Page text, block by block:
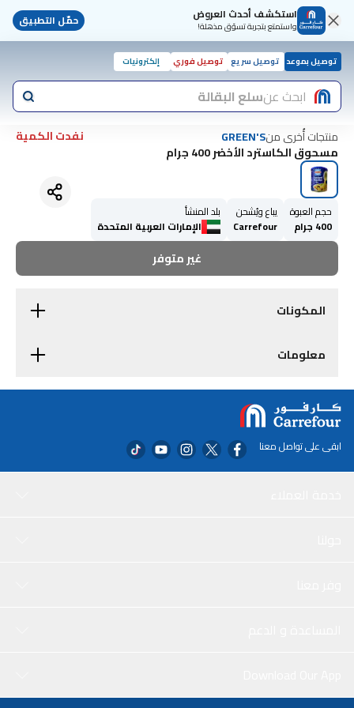
استكشف أحدث العروض
واستمتع بتجربة تسوّق مذهلة! حمّل التطبيق
توصيل بموعد توصيل سريع توصيل فوري إلكترونيات
ابحث عنسلع البقالة
منتجات أُخرى منGREEN'S
نفدت الكمية
مسحوق الكاسترد الأخضر 400 جرام
حجم العبوة
400 جرام
يباع ويُشحن
Carrefour
بلد المنشأ
الإمارات العربية المتحدة
غير متوفر
المكونات
معلومات
ابقى على تواصل معنا